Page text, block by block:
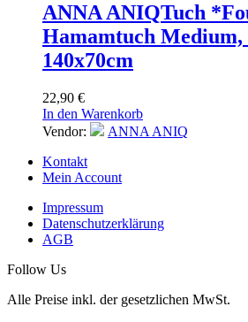
ANNA ANIQTuch
Hamamtuch
140x70cm
22,90 €
In den Warenkorb
Vendor:
ANNA ANIQ
Kontakt
Mein Account
Impressum
Datenschutzerklärung
AGB
Follow Us
Alle Preise inkl. der gesetzlichen MwSt.